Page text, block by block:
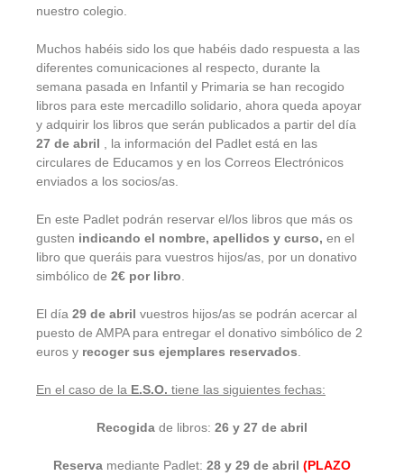
nuestro colegio.
Muchos habéis sido los que habéis dado respuesta a las
diferentes comunicaciones al respecto, durante la
semana pasada en Infantil y Primaria se han recogido
libros para este mercadillo solidario, ahora queda apoyar
y adquirir los libros que serán publicados a partir del día
27 de abril
, la información del Padlet está en las
circulares de Educamos y en los Correos Electrónicos
enviados a los socios/as.
En este Padlet podrán reservar el/los libros que más os
gusten indicando el nombre, apellidos y curso, en el
libro que queráis para vuestros hijos/as, por un donativo
simbólico de 2€ por libro
El día 29 de abril vuestros hijos/as se podrán acercar al
puesto de AMPA para entregar el donativo simbólico de 2
euros y recoger sus ejemplares reservados
En el caso de la E.S.O. tiene las siguientes fechas:
Recogida de libros: 26 y 27 de abril
Reserva mediante Padlet: 28 y 29 de abril (PLAZO